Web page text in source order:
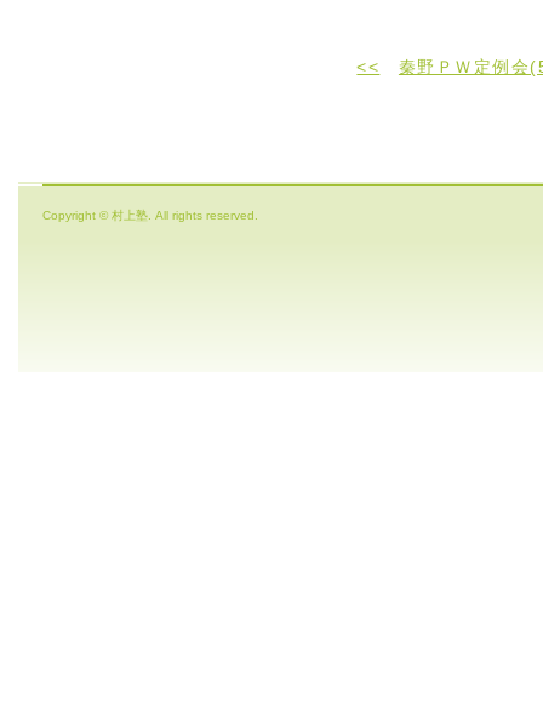
<< 秦野ＰＷ定例会
Copyright © 村上塾. All rights reserved.